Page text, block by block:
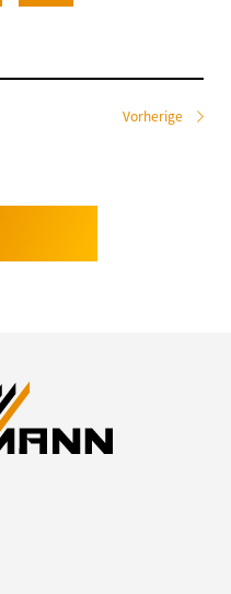
Vorherige